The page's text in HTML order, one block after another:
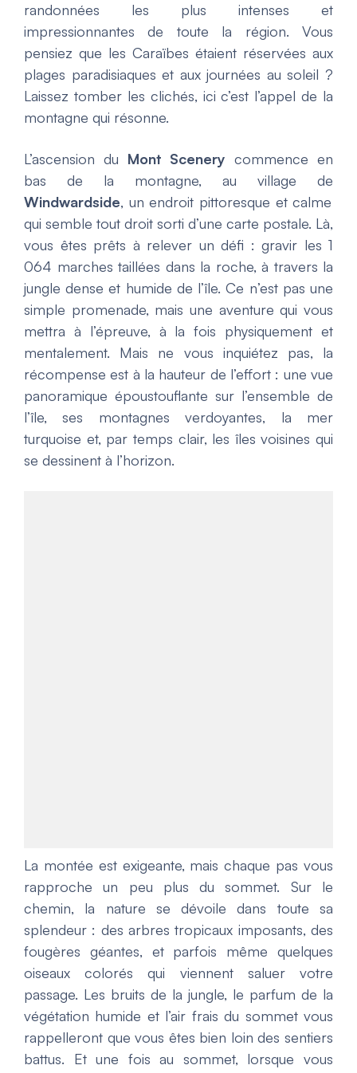
randonnées les plus intenses et
impressionnantes de toute la région. Vous
pensiez que les Caraïbes étaient réservées aux
plages paradisiaques et aux journées au soleil ?
Laissez tomber les clichés, ici c’est l’appel de la
montagne qui résonne.
L’ascension du Mont Scenery commence en
bas de la montagne, au village de
Windwardside, un endroit pittoresque et calme
qui semble tout droit sorti d’une carte postale. Là,
vous êtes prêts à relever un défi : gravir les 1
064 marches taillées dans la roche, à travers la
jungle dense et humide de l’île. Ce n’est pas une
simple promenade, mais une aventure qui vous
mettra à l’épreuve, à la fois physiquement et
mentalement. Mais ne vous inquiétez pas, la
récompense est à la hauteur de l’effort : une vue
panoramique époustouflante sur l’ensemble de
l’île, ses montagnes verdoyantes, la mer
turquoise et, par temps clair, les îles voisines qui
se dessinent à l’horizon.
La montée est exigeante, mais chaque pas vous
rapproche un peu plus du sommet. Sur le
chemin, la nature se dévoile dans toute sa
splendeur : des arbres tropicaux imposants, des
fougères géantes, et parfois même quelques
oiseaux colorés qui viennent saluer votre
passage. Les bruits de la jungle, le parfum de la
végétation humide et l’air frais du sommet vous
rappelleront que vous êtes bien loin des sentiers
battus. Et une fois au sommet, lorsque vous